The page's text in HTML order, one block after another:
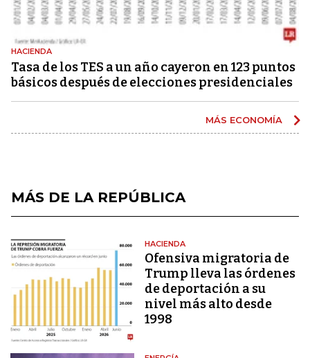
HACIENDA
Tasa de los TES a un año cayeron en 123 puntos
básicos después de elecciones presidenciales
MÁS ECONOMÍA
MÁS DE LA REPÚBLICA
HACIENDA
Ofensiva migratoria de
Trump lleva las órdenes
de deportación a su
nivel más alto desde
1998